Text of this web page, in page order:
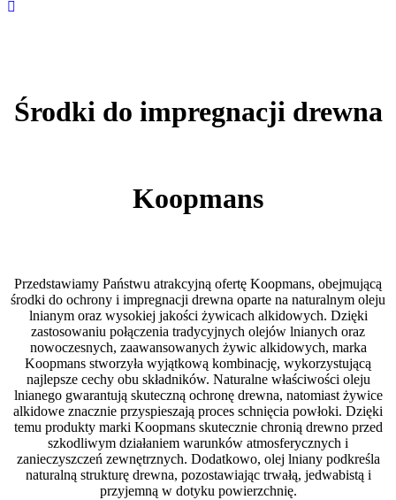
Środki do impregnacji drewna
Koopmans
Przedstawiamy Państwu atrakcyjną ofertę Koopmans, obejmującą
środki do ochrony i impregnacji drewna oparte na naturalnym oleju
lnianym oraz wysokiej jakości żywicach alkidowych. Dzięki
zastosowaniu połączenia tradycyjnych olejów lnianych oraz
nowoczesnych, zaawansowanych żywic alkidowych, marka
Koopmans stworzyła wyjątkową kombinację, wykorzystującą
najlepsze cechy obu składników. Naturalne właściwości oleju
lnianego gwarantują skuteczną ochronę drewna, natomiast żywice
alkidowe znacznie przyspieszają proces schnięcia powłoki. Dzięki
temu produkty marki Koopmans skutecznie chronią drewno przed
szkodliwym działaniem warunków atmosferycznych i
zanieczyszczeń zewnętrznych. Dodatkowo, olej lniany podkreśla
naturalną strukturę drewna, pozostawiając trwałą, jedwabistą i
przyjemną w dotyku powierzchnię.